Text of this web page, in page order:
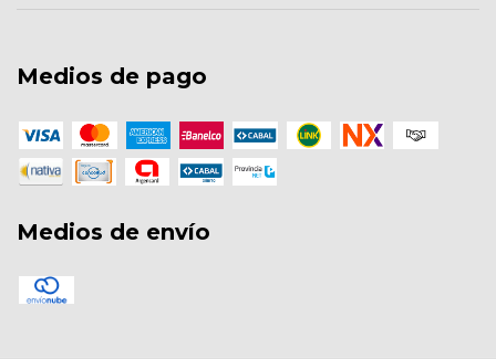
Medios de pago
Medios de envío